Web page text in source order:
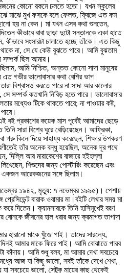
কোনো রকমে চলতে হতো। যখন স্কুলের
মাঝে মুখ ফসকে বলে ফেলত, ফ্রিজে এত কম
হয় না কেন। মা যখন এসব কথা শুনতেন,
কীভাবে বাবা ছাড়া দুটো সন্তানকে একা হাতে
কীভাবে সংসারটা চালাতে হচ্ছে তাঁকে। এত কিছু
থাকে না, সে যে কেউ বুঝতে পারে। আমি বুঝতাম
সম্পর্ক ছিল আমার।
আমি নিশ্চিত, অন্তত কোনো সাদা মানুষের
গভীর ভালোবাসার কথা বেশির ভাগ
বিশ্বাসও করতে পারে না সাদা আর কালোর
সম্পর্ক কতখানি নিবিড় হতে পারে। ভালোবাসার
মধ্যেও টিকে থাকতে পারে; না পাওয়ার কষ্ট,
বই প্রকাশের কয়েক মাস পূর্বেই আমাদের ছেড়ে
সারা বিশ্বে ঘুরে বেড়িয়েছেন। আফ্রিকা,
গরু কিনে দিয়ে সাহায্য করেছেন, শিক্ষার উপকরণ
তাঁর অনেক বন্ধু হয়েছিল, অনেক দূর পথে
দিল্লি আর মারাকেশের বাজারে হইহল্লা
শিশুদের জন্য পোস্টারিং করেছেন এবং
আরেকজনের সঙ্গে ছিলাম।
১৯৪২, মৃত্যু: ৭ নভেম্বর ১৯৯৫)। পেশায়
প্রেসিডেন্ট বারাক ওবামার মা।বইটি লেখার সময় মা
দিতেন। ক্যানসারকে তিনি হাসিমুখেই বরণ
জীবনের হাল ধরার জন্য ক্রমাগত তাগাদা
মাকে খুঁজে পাই। তাদের সারল্যে,
আমার মাকে ফিরে পাই। আমি বোঝাতে পারব
কাঁদায়। আমি শুধু বলব, মা আমার দেখা সবচেয়ে
আজ যা কিছু ভালো, সবই তাঁকে দেখে শেখা,
সবচেয়ে ভালো, সেটুকু মায়ের কাছ থেকেই